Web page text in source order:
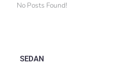
No Posts Found!
SEDAN